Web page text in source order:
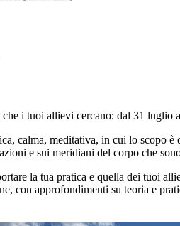
i tuoi allievi cercano: dal 31 luglio
calma, meditativa, in cui lo scopo
e sui meridiani del corpo che
la tua pratica e quella dei tuoi
con approfondimenti su teoria e